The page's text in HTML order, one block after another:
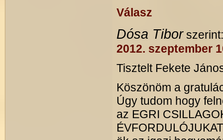
Válasz
Dósa Tibor szerint:
2012. szeptember
Tisztelt Fekete
Köszönöm a
Úgy tudom hogy
az EGRI